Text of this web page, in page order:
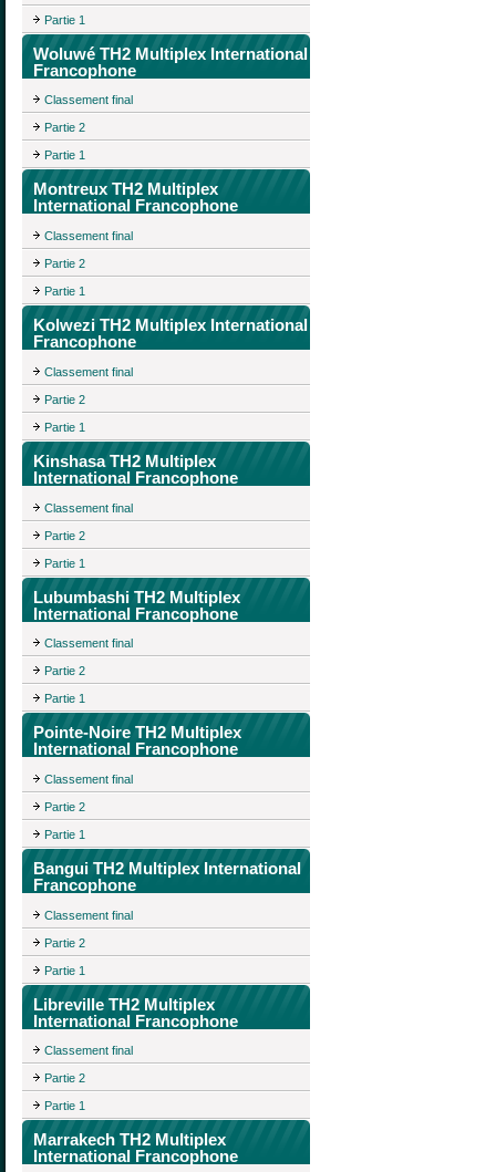
Partie 1
Woluwé TH2 Multiplex International
Francophone
Classement final
Partie 2
Partie 1
Montreux TH2 Multiplex
International Francophone
Classement final
Partie 2
Partie 1
Kolwezi TH2 Multiplex International
Francophone
Classement final
Partie 2
Partie 1
Kinshasa TH2 Multiplex
International Francophone
Classement final
Partie 2
Partie 1
Lubumbashi TH2 Multiplex
International Francophone
Classement final
Partie 2
Partie 1
Pointe-Noire TH2 Multiplex
International Francophone
Classement final
Partie 2
Partie 1
Bangui TH2 Multiplex International
Francophone
Classement final
Partie 2
Partie 1
Libreville TH2 Multiplex
International Francophone
Classement final
Partie 2
Partie 1
Marrakech TH2 Multiplex
International Francophone